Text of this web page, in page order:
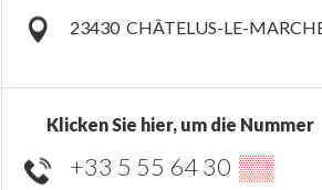
23430 CHÂTELUS-LE-
Klicken Sie hier, um die Nummer
+33 5 55 64 30 ▒▒